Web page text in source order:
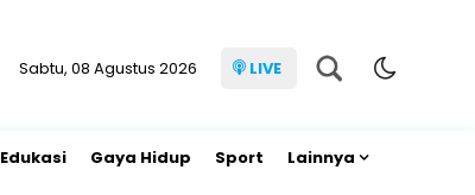
Sabtu, 08 Agustus 2026 LIVE
Edukasi Gaya Hidup Sport Lainnya